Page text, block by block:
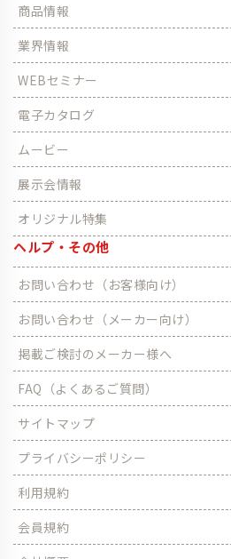
商品情報
業界情報
WEBセミナー
電子カタログ
ムービー
展示会情報
オリジナル特集
ヘルプ・その他
お問い合わせ（お客様向け）
お問い合わせ（メーカー向け）
掲載ご検討のメーカー様へ
FAQ（よくあるご質問）
サイトマップ
プライバシーポリシー
利用規約
会員規約